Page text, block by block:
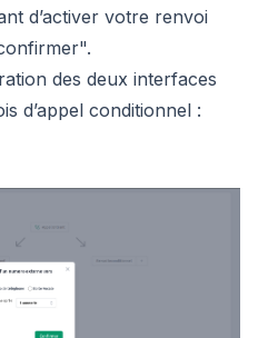
d’activer votre renvoi
des deux interfaces
d’appel conditionnel :